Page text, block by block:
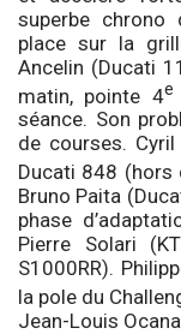
superbe chrono
place sur la
Ancelin (Ducati
matin, pointe 4e
séance. Son
de courses.
Ducati 848 (hors
Bruno Paita
phase
Pierre Solari
S1000RR).
la pole du
Jean-Louis